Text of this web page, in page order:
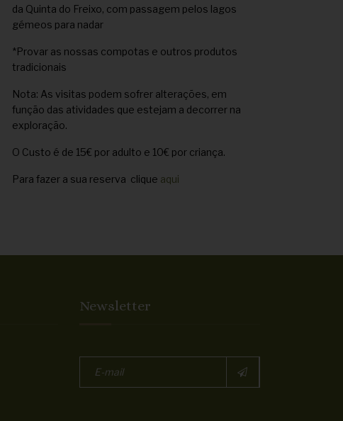
da Quinta do Freixo, com passagem pelos lagos
gémeos para nadar
*Provar as nossas compotas e outros produtos
tradicionais
Nota: As visitas podem sofrer alterações, em
função das atividades que estejam a decorrer na
exploração.
O Custo é de 15€ por adulto e 10€ por criança.
Para fazer a sua reserva clique aqui
Newsletter